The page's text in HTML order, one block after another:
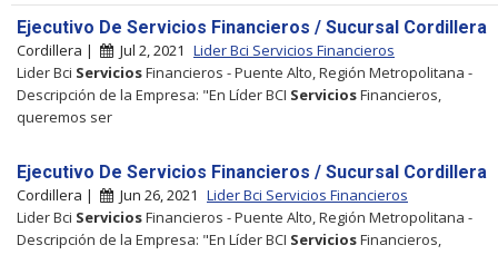
Ejecutivo De Servicios Financieros / Sucursal Cordillera
Cordillera | Jul 2, 2021 Lider Bci Servicios Financieros
Lider Bci ServiciosFinancieros - Puente Alto, Región Metropolitana -
Descripción de la Empresa: "En Líder BCI ServiciosFinancieros,
queremos ser
Ejecutivo De Servicios Financieros / Sucursal Cordillera
Cordillera | Jun 26, 2021 Lider Bci Servicios Financieros
Lider Bci ServiciosFinancieros - Puente Alto, Región Metropolitana -
Descripción de la Empresa: "En Líder BCI ServiciosFinancieros,